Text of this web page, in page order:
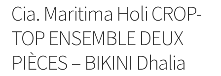
menu
Luxury Lingerie
Femme
Homme
Cia. Maritima Holi CROP-
TOP ENSEMBLE DEUX
PIÈCES – BIKINI Dhalia